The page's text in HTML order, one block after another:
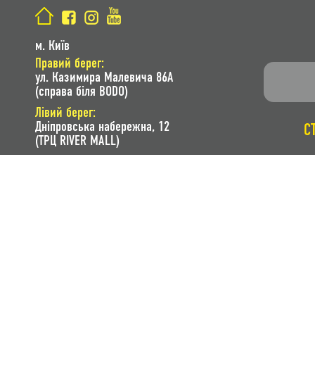
м. Київ
Правий берег:
ул. Казимира Малевича 86A
(справа біля BODO)
Лівий берег:
Дніпровська набережна, 12
(ТРЦ RIVER MALL)